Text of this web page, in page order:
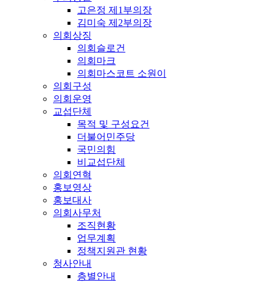
고은정 제1부의장
김미숙 제2부의장
의회상징
의회슬로건
의회마크
의회마스코트 소원이
의회구성
의회운영
교섭단체
목적 및 구성요건
더불어민주당
국민의힘
비교섭단체
의회연혁
홍보영상
홍보대사
의회사무처
조직현황
업무계획
정책지원관 현황
청사안내
층별안내